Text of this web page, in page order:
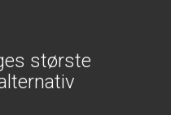
største